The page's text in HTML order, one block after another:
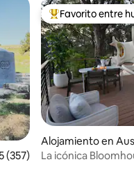
promedio: 4.95 de 5,
(357)
Favorito entre
Favorito entre
Alojamiento en
La icónica